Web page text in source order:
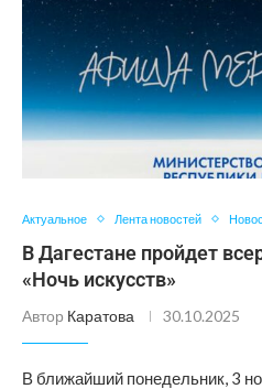
Актуальное Лента новостей
В Дагестане пройдет
«Ночь искусств»
Автор Каратова 30.10.2025
В ближайший понедельник, 3